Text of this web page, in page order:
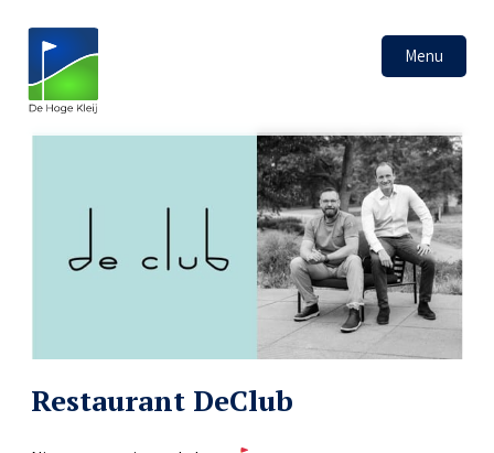
Menu
Restaurant DeClub